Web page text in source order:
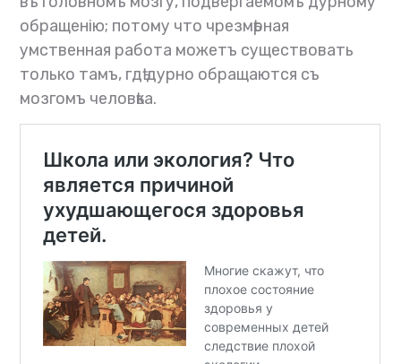
обращенію; потому что чрезмѣрная
умственная работа можетъ существовать
только тамъ, гдѣ дурно обращаются съ
мозгомъ человѣка.